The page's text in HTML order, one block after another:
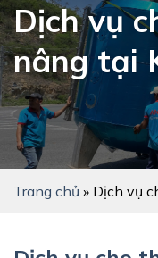
Dịch vụ
nâng tại
Trang chủ » Dịch vụ